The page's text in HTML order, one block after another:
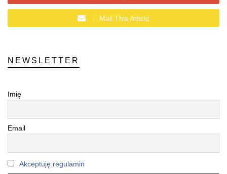
Mail This Article
NEWSLETTER
Imię
Email
Akceptuję regulamin